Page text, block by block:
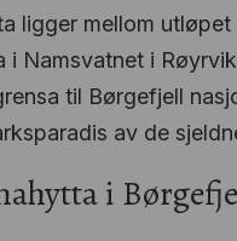
ligger mellom
i Namsvatnet i
til Børgefjell
av de
i